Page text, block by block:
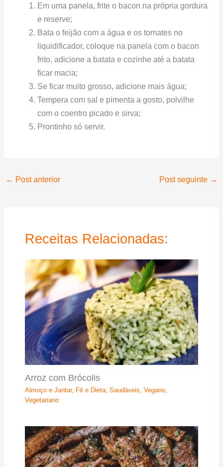
Em uma panela, frite o bacon na própria gordura
e reserve;
Bata o feijão com a água e os tomates no
liquidificador, coloque na panela com o bacon
frito, adicione a batata e cozinhe até a batata
ficar macia;
Se ficar muito grosso, adicione mais água;
Tempera com sal e pimenta a gosto, polvilhe
com o coentro picado e sirva;
Prontinho só servir.
← Post anterior Post seguinte →
Receitas Relacionadas:
Arroz com Brócolis
Almoço e Jantar, Fit e Dieta, Saudáveis, Vegano,
Vegetariano